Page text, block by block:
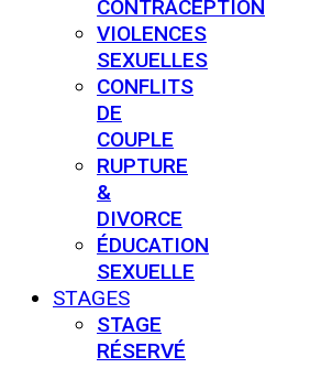
CONTRACEPTION
VIOLENCES
SEXUELLES
CONFLITS
DE
COUPLE
RUPTURE
&
DIVORCE
ÉDUCATION
SEXUELLE
STAGES
STAGE
RÉSERVÉ